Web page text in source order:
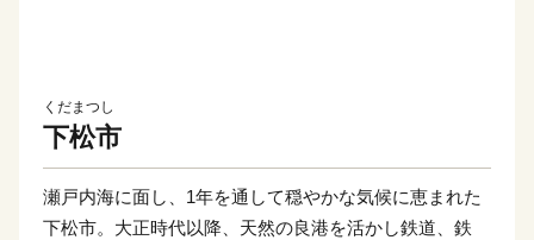
くだまつし
下松市
瀬戸内海に面し、1年を通して穏やかな気候に恵まれた
下松市。大正時代以降、天然の良港を活かし鉄道、鉄